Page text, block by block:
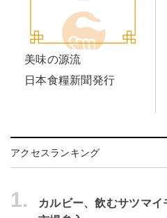
美味の源流
日本食糧新聞発行
アクセスランキング
1.
カルビー、飲むサツマ